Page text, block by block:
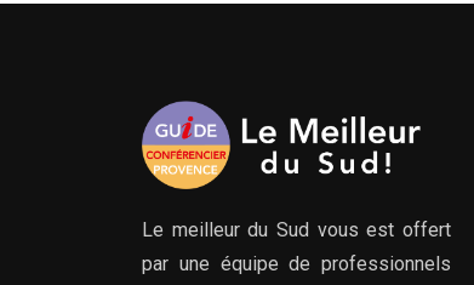
Le meilleur du Sud vous est offert
par une équipe de professionnels